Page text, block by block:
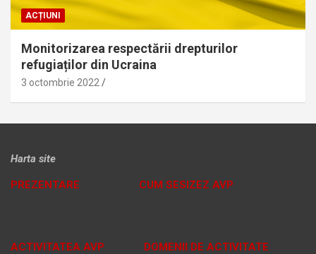
ACȚIUNI
Monitorizarea respectării drepturilor
refugiaților din Ucraina
3 octombrie 2022
Harta site
PREZENTARE CUM SESIZEZ AVP
ACTIVITATEA AVP DOMENII DE ACTIVITATE